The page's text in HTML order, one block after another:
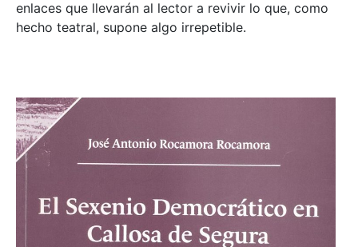
enlaces que llevarán al lector a revivir lo que, como
hecho teatral, supone algo irrepetible.